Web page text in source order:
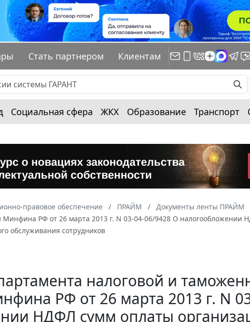
Стать партнером Клиентам
Социальная сфера ЖКХ Образование Транспорт
правовое обеспечение ПРАЙМ Документы ленты ПРАЙМ
РФ от 26 марта 2013 г. N 03-04-06/9428 О налогообложении
обслуживания сотрудников
налоговой и
РФ от 26 марта 2013 г. N
НДФЛ сумм оплаты